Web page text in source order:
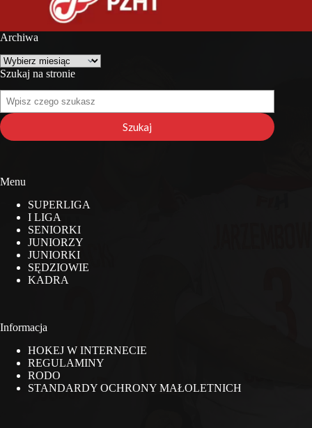
Archiwa
Archiwa
Szukaj na stronie
Szukaj
na
stronie
Szukaj
Menu
SUPERLIGA
I LIGA
SENIORKI
JUNIORZY
JUNIORKI
SĘDZIOWIE
KADRA
Informacja
HOKEJ W INTERNECIE
REGULAMINY
RODO
STANDARDY OCHRONY MAŁOLETNICH